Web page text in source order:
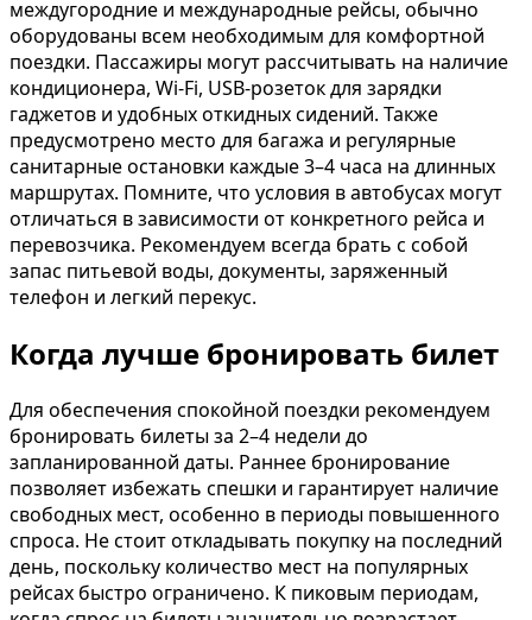
междугородние и международные рейсы, обычно
оборудованы всем необходимым для комфортной
поездки. Пассажиры могут рассчитывать на наличие
кондиционера, Wi-Fi, USB-розеток для зарядки
гаджетов и удобных откидных сидений. Также
предусмотрено место для багажа и регулярные
санитарные остановки каждые 3–4 часа на длинных
маршрутах. Помните, что условия в автобусах могут
отличаться в зависимости от конкретного рейса и
перевозчика. Рекомендуем всегда брать с собой
запас питьевой воды, документы, заряженный
телефон и легкий перекус.
Когда лучше бронировать билет
Для обеспечения спокойной поездки рекомендуем
бронировать билеты за 2–4 недели до
запланированной даты. Раннее бронирование
позволяет избежать спешки и гарантирует наличие
свободных мест, особенно в периоды повышенного
спроса. Не стоит откладывать покупку на последний
день, поскольку количество мест на популярных
рейсах быстро ограничено. К пиковым периодам,